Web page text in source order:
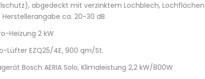
abgedeckt mit verzinktem Lochblech,
ca. 20-30 dB
Heizung 2 kW
Lüfter EZQ25/4E, 900 qm/St.
Bosch AERIA Solo, Klimaleistung 2,2 kW/800W